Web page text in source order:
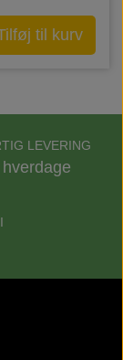
til kurv
LEVERING